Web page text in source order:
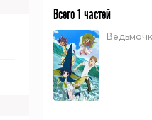
Всего 1 частей